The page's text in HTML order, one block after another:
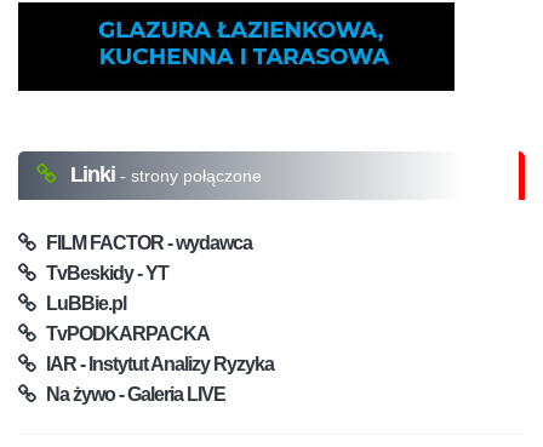
Linki - strony połączone
FILM FACTOR - wydawca
TvBeskidy - YT
LuBBie.pl
TvPODKARPACKA
IAR - Instytut Analizy Ryzyka
Na żywo - Galeria LIVE